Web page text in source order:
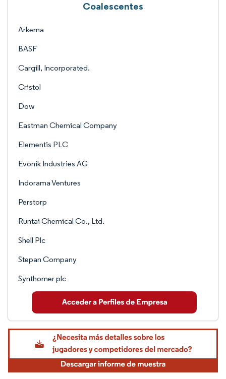
Coalescentes
Arkema
BASF
Cargill, Incorporated.
Cristol
Dow
Eastman Chemical Company
Elementis PLC
Evonik Industries AG
Indorama Ventures
Perstorp
Runtai Chemical Co., Ltd.
Shell Plc
Stepan Company
Synthomer plc